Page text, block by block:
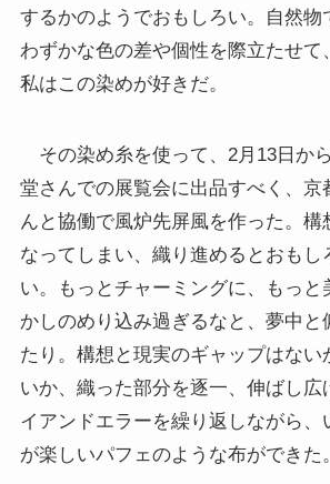
するかのようでおもしろい。自然物
わずかな色の差や個性を際立たせて
私はこの染めが好きだ。
その染め糸を使って、2月13日か
堂さんでの展覧会に出品すべく、京
んと協働で風炉先屏風を作った。構
なってしまい、織り進めるとおもし
い。もっとチャーミングに、もっと
かしのめり込み過ぎるなと、夢中と
たり。構想と現実のギャップはない
いか、織った部分を逐一、伸ばし広
イアンドエラーを繰り返しながら、
が楽しいパフェのような布ができた